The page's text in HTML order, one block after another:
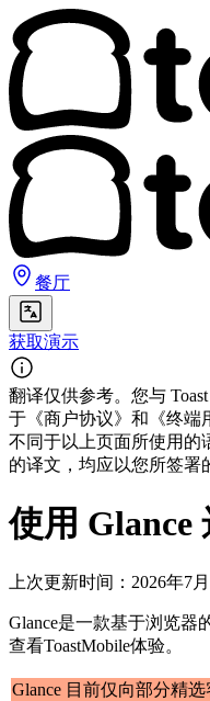
餐厅
获取演示
翻译仅供参考。您与
于《商户协议》和《终端
不同于以上页面所使用的
的译文，均应以您所签署
使用 Glance
上次更新时间：2026年7
Glance是一款基于浏览器
查看ToastMobile体验。
Glance 目前仅向部分精选